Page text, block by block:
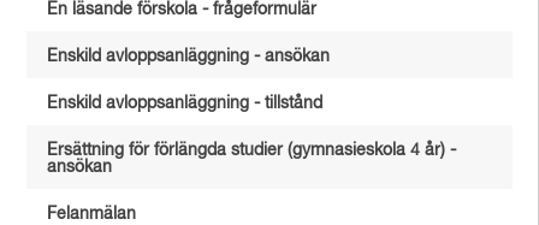
En läsande förskola - frågeformulär
Enskild avloppsanläggning - ansökan
Enskild avloppsanläggning - tillstånd
Ersättning för förlängda studier (gymnasieskola 4 år) -
ansökan
Felanmälan